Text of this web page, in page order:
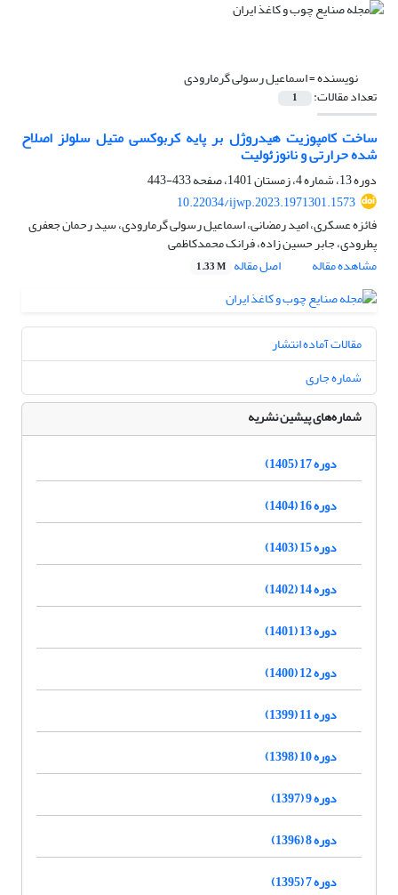
نویسنده =اسماعیل رسولی گرمارودی
تعداد مقالات: 1
ساخت کامپوزیت هیدروژل بر پایه کربوکسی متیل سلولز اصلاح
شده حرارتی و نانوزئولیت
دوره 13، شماره 4، زمستان 1401، صفحه
433-443
10.22034/ijwp.2023.1971301.1573
فائزه عسکری، امید رمضانی، اسماعیل رسولی گرمارودی، سید رحمان جعفری
پطرودی، جابر حسین زاده، فرانک محمدکاظمی
مشاهده مقاله
اصل مقاله 1.33 M
مقالات آماده انتشار
شماره جاری
شماره‌های پیشین نشریه
دوره 17 (1405)
دوره 16 (1404)
دوره 15 (1403)
دوره 14 (1402)
دوره 13 (1401)
دوره 12 (1400)
دوره 11 (1399)
دوره 10 (1398)
دوره 9 (1397)
دوره 8 (1396)
دوره 7 (1395)